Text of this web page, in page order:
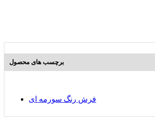
برچسب های محصول
فرش رنگ سورمه ای